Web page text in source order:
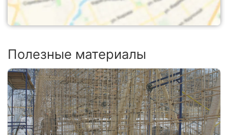
Полезные материалы